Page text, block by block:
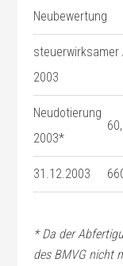
Neubewertung
2003
Neudotierung
2003*
31.12.2003
* Da der
des BMVG nicht